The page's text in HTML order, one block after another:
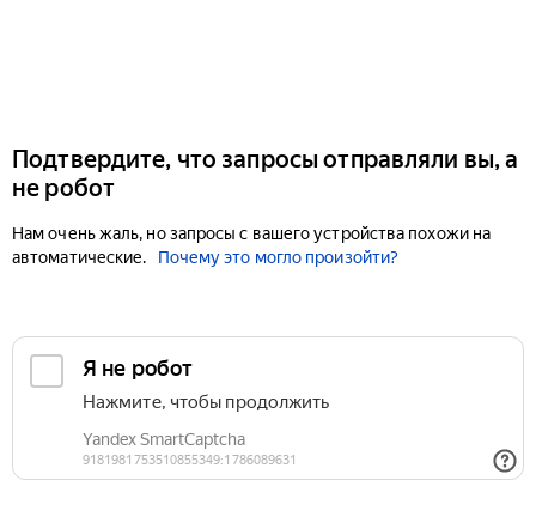
Подтвердите, что запросы отправляли вы, а
не робот
Нам очень жаль, но запросы с вашего устройства похожи на
автоматические.
Почему это могло произойти?